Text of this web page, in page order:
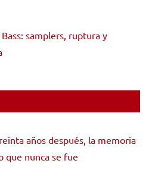
samplers, ruptura y
años después, la memoria
que nunca se fue